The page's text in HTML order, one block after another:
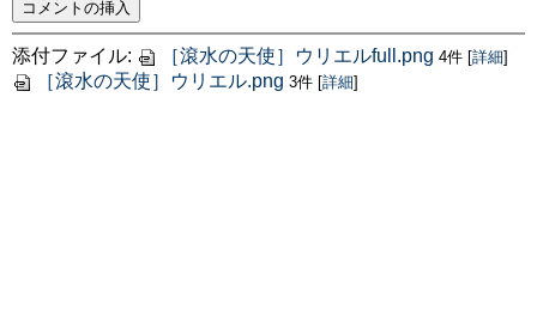
添付ファイル: ［滾水の天使］ウリエルfull.png 4件 [詳細]
［滾水の天使］ウリエル.png 3件 [詳細]